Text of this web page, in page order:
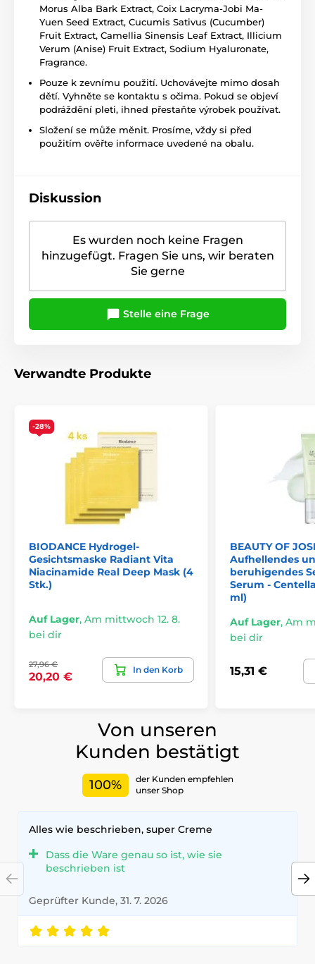
Morus Alba Bark Extract, Coix Lacryma-Jobi Ma-
Yuen Seed Extract, Cucumis Sativus (Cucumber)
Fruit Extract, Camellia Sinensis Leaf Extract, Illicium
Verum (Anise) Fruit Extract, Sodium Hyaluronate,
Fragrance.
Pouze k zevnímu použití. Uchovávejte mimo dosah
dětí. Vyhněte se kontaktu s očima. Pokud se objeví
podráždění pleti, ihned přestaňte výrobek používat.
Složení se může měnit. Prosíme, vždy si před
použitím ověřte informace uvedené na obalu.
Diskussion
Es wurden noch keine Fragen
hinzugefügt. Fragen Sie uns, wir beraten
Sie gerne
Stelle eine Frage
Verwandte Produkte
-28%
BIODANCE Hydrogel-
Gesichtsmaske Radiant Vita
Niacinamide Real Deep Mask (4
Stk.)
Auf Lager, Am mittwoch 12. 8.
bei dir
27,96 €
20,20 €
In den Korb
BEAUTY OF
Aufhellendes
beruhigendes
Serum -
ml)
Auf Lager, Am
bei dir
15,31 €
Von unseren
Kunden bestätigt
100%
der Kunden empfehlen
unser Shop
Alles wie beschrieben, super Creme
Dass die Ware genau so ist, wie sie
beschrieben ist
Geprüfter Kunde, 31. 7. 2026